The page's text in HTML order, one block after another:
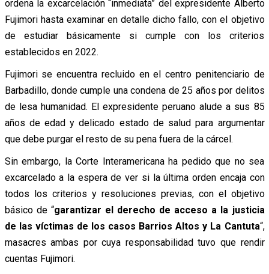
ordena la excarcelación “inmediata” del expresidente Alberto
Fujimori hasta examinar en detalle dicho fallo, con el objetivo
de estudiar básicamente si cumple con los criterios
establecidos en 2022.
Fujimori se encuentra recluido en el centro penitenciario de
Barbadillo, donde cumple una condena de 25 años por delitos
de lesa humanidad. El expresidente peruano alude a sus 85
años de edad y delicado estado de salud para argumentar
que debe purgar el resto de su pena fuera de la cárcel.
Sin embargo, la Corte Interamericana ha pedido que no sea
excarcelado a la espera de ver si la última orden encaja con
todos los criterios y resoluciones previas, con el objetivo
básico de “garantizar el derecho de acceso a la justicia
de las víctimas de los casos Barrios Altos y La Cantuta“,
masacres ambas por cuya responsabilidad tuvo que rendir
cuentas Fujimori.